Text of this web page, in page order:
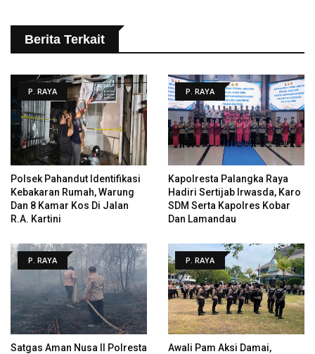
Berita Terkait
P. RAYA
Polsek Pahandut Identifikasi
Kebakaran Rumah, Warung
Dan 8 Kamar Kos Di Jalan
R.A. Kartini
P. RAYA
Kapolresta Palangka Raya
Hadiri Sertijab Irwasda, Karo
SDM Serta Kapolres Kobar
Dan Lamandau
P. RAYA
Satgas Aman Nusa II Polresta
P. RAYA
Awali Pam Aksi Damai,